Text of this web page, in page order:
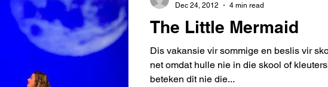
The Little Mermaid
Dis vakansie vir sommige en beslis vir
net omdat hulle nie in die skool of
beteken dit nie die...
Dec 24, 2012
4 min read